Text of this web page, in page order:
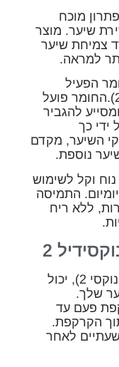
2) הוא פתרון מוכח
שיער. מוצר
צמיחת שיער
למראה.
הפעיל
מינוקסידיל במינון 2% (מינוקסי 2).החומר פועל
להגביר
ידי כך
את זקיקי השיער, מקדם
נוספת.
פתרון נוח וקל לשימוש
התמיסה
ללא ריח
2
שימוש קבוע של רוגיין לנשים (מינוקסי 2), יכול
שלך.
פעם עד
הקרקפת.
לאחר